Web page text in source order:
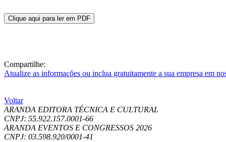
Clique aqui para ler em PDF
Compartilhe:
Atualize as informações ou inclua gratuitamente a sua empresa em
Voltar
ARANDA EDITORA TÉCNICA E CULTURAL
CNPJ: 55.922.157.0001-66
ARANDA EVENTOS E CONGRESSOS 2026
CNPJ: 03.598.920/0001-41